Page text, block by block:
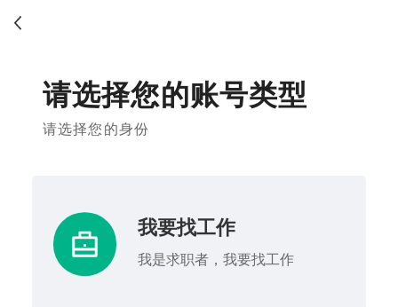
请选择您的账号类型
请选择您的身份
我要找工作
我是求职者，我要找工作